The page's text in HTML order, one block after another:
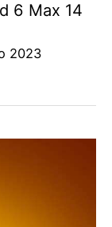
6 Max 14
2023